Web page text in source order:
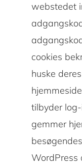
webstedet
cookies
huske
tilbyder
gemmer
WordPress